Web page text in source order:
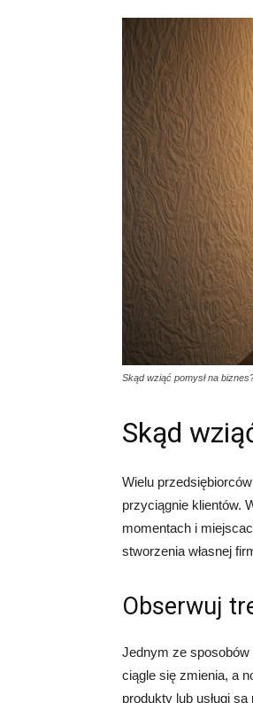
Skąd wziąć pomysł na
Skąd
Wielu
przyciągnie klientów.
momentach i
stworzenia własnej
Obserwuj
Jednym ze sposobów
ciągle się zmienia, a
produkty lub usługi